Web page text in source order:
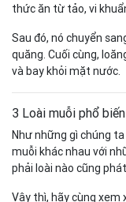
thức ăn từ tảo, vi
Sau đó, nó chuyển
quăng. Cuối cùng,
và bay khỏi mặt nước.
3 Loài muỗi phổ
Như những gì chúng
muỗi khác nhau với
phải loài nào cũng
Vậy thì, hãy cùng xem